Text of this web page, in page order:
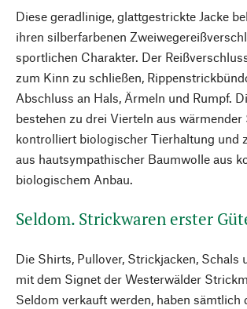
Diese geradlinige, glattgestrickte Jacke
ihren silberfarbenen
sportlichen Charakter. Der
zum Kinn zu schließen,
Abschluss an Hals, Ärmeln und Rumpf.
bestehen zu drei Vierteln aus
kontrolliert biologischer Tierhaltung und
aus hautsympathischer Baumwolle aus
biologischem Anbau.
Seldom. Strickwaren erster
Die Shirts, Pullover, Strickjacken, Schals
mit dem Signet der Westerwälder
Seldom verkauft werden, haben sämtlich